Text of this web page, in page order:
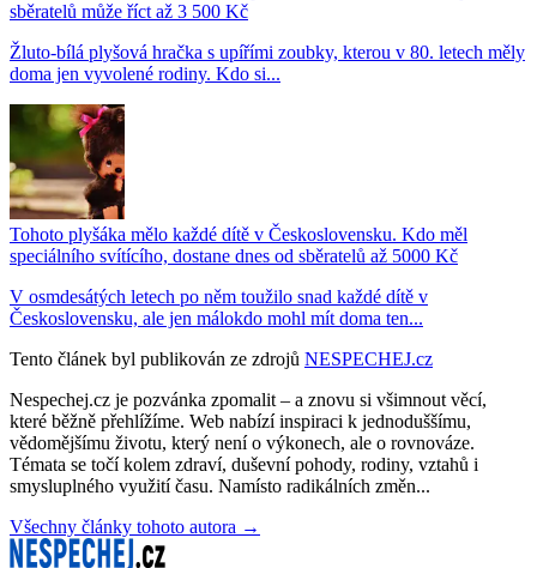
sběratelů může říct až 3 500 Kč
Žluto-bílá plyšová hračka s upířími zoubky, kterou v 80. letech měly
doma jen vyvolené rodiny. Kdo si...
Tohoto plyšáka mělo každé dítě v Československu. Kdo měl
speciálního svítícího, dostane dnes od sběratelů až 5000 Kč
V osmdesátých letech po něm toužilo snad každé dítě v
Československu, ale jen málokdo mohl mít doma ten...
Tento článek byl publikován ze zdrojů NESPECHEJ.cz
Nespechej.cz je pozvánka zpomalit – a znovu si všimnout věcí,
které běžně přehlížíme. Web nabízí inspiraci k jednoduššímu,
vědomějšímu životu, který není o výkonech, ale o rovnováze.
Témata se točí kolem zdraví, duševní pohody, rodiny, vztahů i
smysluplného využití času. Namísto radikálních změn...
Všechny články tohoto autora →